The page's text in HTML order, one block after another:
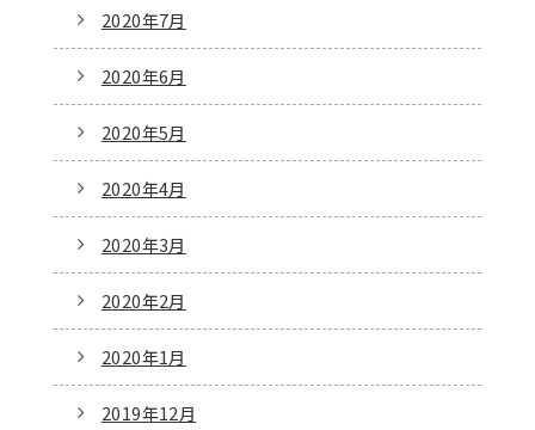
2020年7月
2020年6月
2020年5月
2020年4月
2020年3月
2020年2月
2020年1月
2019年12月